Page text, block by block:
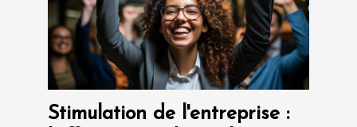
Stimulation de l'entreprise :